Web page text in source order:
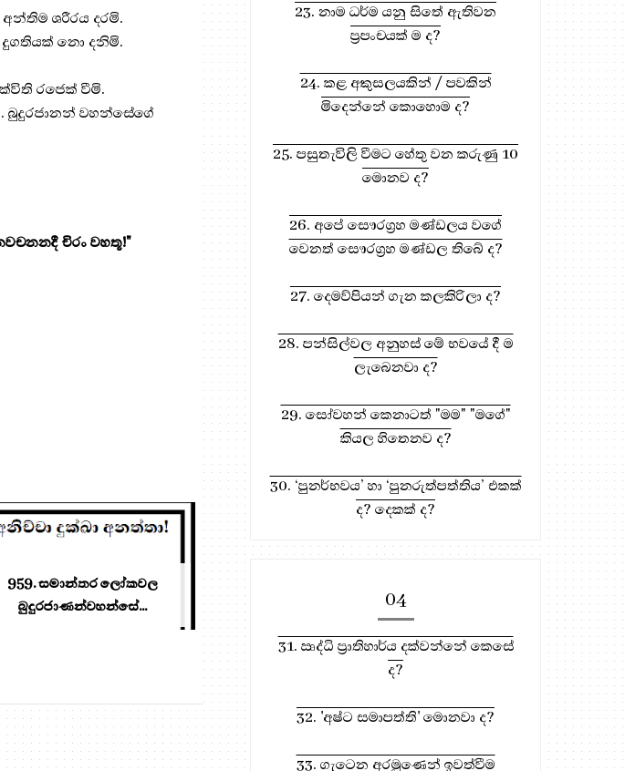
ශරීරය දරමි.
දුගතියක් නො දනිමි.
රජෙක් වීමි.
බුදුරජානන් වහන්සේගේ
චිරං වහතූ!"
959. සමාන්තර ලෝකවල
බුදුරජාණන්වහන්සේ...
950. 'ආර්ය විනය' යනු කුමක් ද?
941. ICU එකේ මැෂින්
කළොත්?
23. නාම ධර්ම යනු සිතේ ඇතිවන
ප්‍රපංචයක් ම ද?
24. කළ අකුසලයකින් / පවකින්
මිදෙන්නේ කොහොම ද?
25. පසුතැවිලි වීමට හේතු වන කරුණු 10
මොනව ද?
26. අපේ සෞරග්‍රහ මණ්ඩලය වගේ
වෙනත් සෞරග්‍රහ මණ්ඩල තිබේ ද?
27. දෙමව්පියන් ගැන කලකිරිලා ද?
28. පන්සිල්වල අනුහස් මේ භවයේ දී ම
ලැබෙනවා ද?
29. සෝවහන් කෙනාටත් "මම" "මගේ"
කියල හිතෙනව ද?
30. ‘පුනර්භවය’ හා ‘පුනරුත්පත්තිය’ එකක්
ද? දෙකක් ද?
04
31. ඍද්ධි ප්‍රාතිහාර්ය දක්වන්නේ කෙසේ
ද?
32. 'අෂ්ට සමාපත්ති' මොනවා ද?
33. ගැටෙන අරමුණෙන් ඉවත්වීම